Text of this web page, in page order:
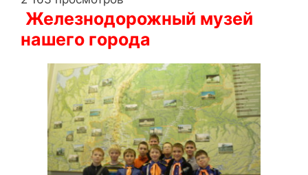
Железнодорожный музей
нашего города